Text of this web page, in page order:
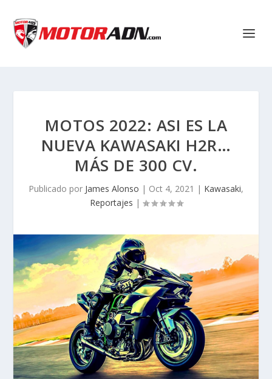
MOTOS 2022: ASI ES LA
NUEVA KAWASAKI H2R…
MÁS DE 300 CV.
Publicado por James Alonso | Oct 4, 2021 | Kawasaki,
Reportajes |